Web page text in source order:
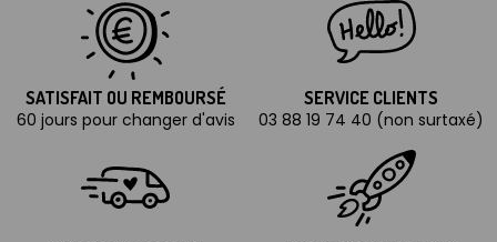
SATISFAIT OU REMBOURSÉ
60 jours pour changer d'avis
SERVICE CLIENTS
03 88 19 74 40 (non surtaxé)